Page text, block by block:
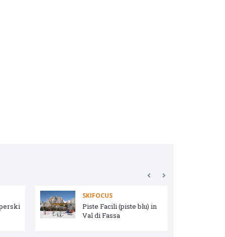
SKIFOCUS
Piste Facili (piste blu) in
Val di Fassa